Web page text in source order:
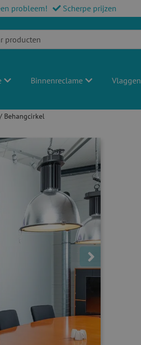
probleem! Scherpe prijzen
Binnenreclame Vlaggen
/ Behangcirkel